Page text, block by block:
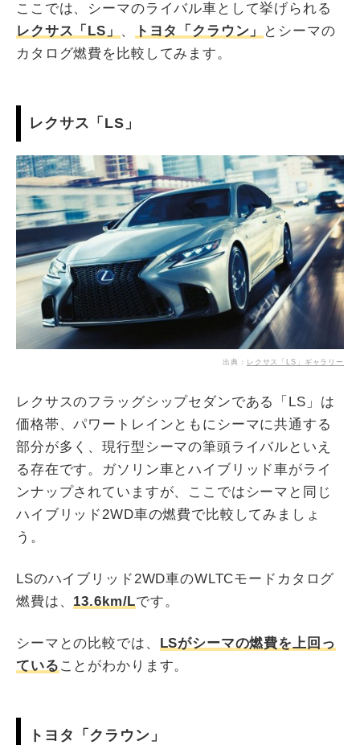
ここでは、シーマのライバル車として挙げられる
レクサス「LS」
、 トヨタ「クラウン」
とシーマの
カタログ燃費を比較してみます。
レクサス「LS」
出典： レクサス「LS」ギャラリー
レクサスのフラッグシップセダンである「LS」は
価格帯、パワートレインともにシーマに共通する
部分が多く、現行型シーマの筆頭ライバルといえ
る存在です。ガソリン車とハイブリッド車がライ
ンナップされていますが、ここではシーマと同じ
ハイブリッド2WD車の燃費で比較してみましょ
う。
LSのハイブリッド2WD車のWLTCモードカタログ
燃費は、 13.6km/Lです。
シーマとの比較では、
LSがシーマの燃費を上回っ
ている ことがわかります。
トヨタ「クラウン」